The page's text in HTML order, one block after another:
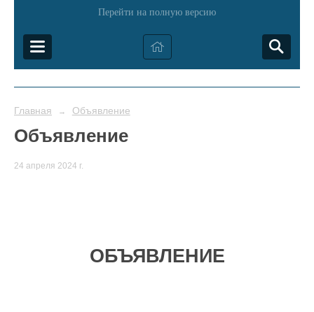
Перейти на полную версию
Главная → Объявление
Объявление
24 апреля 2024 г.
ОБЪЯВЛЕНИЕ